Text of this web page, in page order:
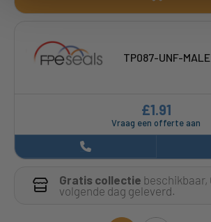
TP087-UNF-MALE
Vraag een offerte aan
£1.91
Gratis collectie beschikbaar,
volgende dag geleverd.